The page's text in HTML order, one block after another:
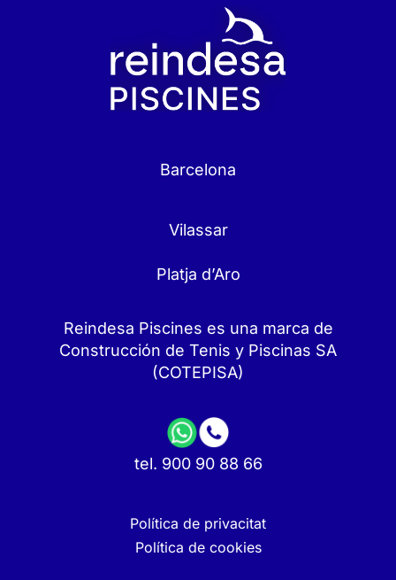
Barcelona
Vilassar
Platja d’Aro
Reindesa Piscines es una marca de
Construcción de Tenis y Piscinas SA
(COTEPISA)
tel. 900 90 88 66
Política de privacitat
Política de cookies